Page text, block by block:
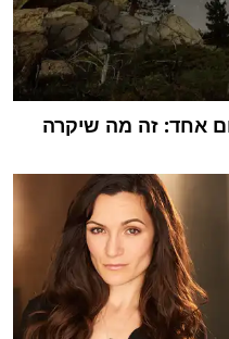
אחד: זה מה שיקרה